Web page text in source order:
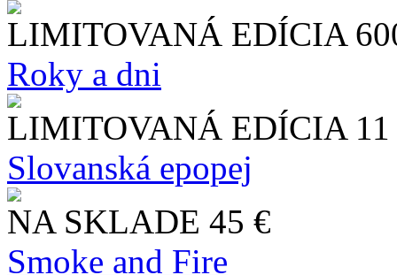
LIMITOVANÁ EDÍCIA
Roky a dni
LIMITOVANÁ EDÍCIA
Slo​vanská epopej
NA SKLADE 45 €
Smoke and Fire